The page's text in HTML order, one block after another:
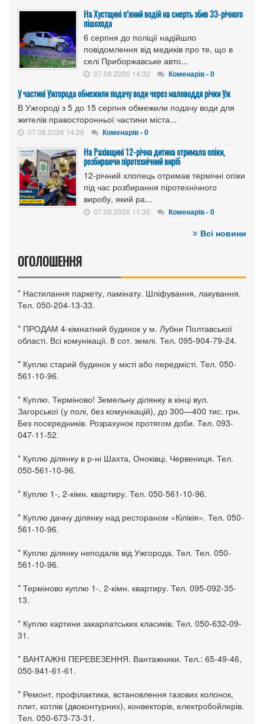
На Хустщині п’яний водій на смерть збив 33-річного
пішохода
6 серпня до поліції надійшло
повідомлення від медиків про те, що в
селі Приборжавське авто...
07.08.2026 14:32 Коменарів - 0
У частині Ужгорода обмежили подачу води через маловоддя річки Уж
В Ужгороді з 5 до 15 серпня обмежили подачу води для
жителів правосторонньої частини міста...
07.08.2026 14:28 Коменарів - 0
На Рахівщині 12-річна дитина отримала опіки,
розбираючи піротехнічний виріб
12-річний хлопець отримав термічні опіки
під час розбирання піротехнічного
виробу, який ра...
07.08.2026 11:35 Коменарів - 0
Всі новини
ОГОЛОШЕННЯ
* Настилання паркету, ламінату. Шліфування, лакування.
Тел. 050-204-13-33.
* ПРОДАМ 4-кімнатний будинок у м. Лубни Полтавської
області. Всі комунікації, 8 сот. землі. Тел. 095-904-79-24.
* Куплю старий будинок у місті або передмісті. Тел. 050-
561-10-96.
* Куплю. Терміново! Земельну ділянку в кінці вул.
Загорської (у полі, без комунікацій), до 300—400 тис. грн.
Без посередників. Розрахунок протягом доби. Тел. 093-
047-11-52.
* Куплю ділянку в р-ні Шахта, Оноківці, Червениця. Тел.
050-561-10-96.
* Куплю 1-, 2-кімн. квартиру. Тел. 050-561-10-96.
* Куплю дачну ділянку над рестораном «Кілікія». Тел. 050-
561-10-96.
* Куплю ділянку неподалік від Ужгорода. Тел. Тел. 050-
561-10-96.
* Терміново куплю 1-, 2-кімн. квартиру. Тел. 095-092-35-
13.
* Куплю картини закарпатських класиків. Тел. 050-632-09-
31.
* ВАНТАЖНІ ПЕРЕВЕЗЕННЯ. Вантажники. Тел.: 65-49-46,
050-941-61-61.
* Ремонт, профілактика, встановлення газових колонок,
плит, котлів (двоконтурних), конвекторів, електробойлерів.
Тел. 050-673-73-31.